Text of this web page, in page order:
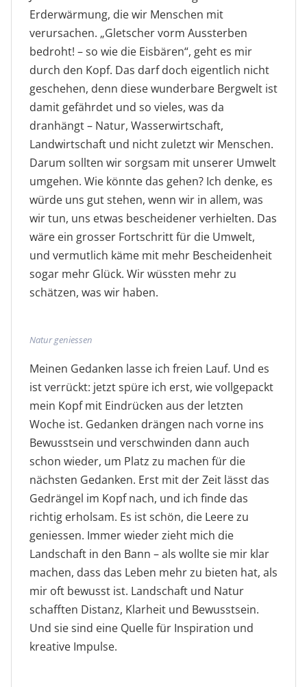
Erderwärmung, die wir Menschen mit
verursachen. „Gletscher vorm Aussterben
bedroht! – so wie die Eisbären“, geht es mir
durch den Kopf. Das darf doch eigentlich nicht
geschehen, denn diese wunderbare Bergwelt ist
damit gefährdet und so vieles, was da
dranhängt – Natur, Wasserwirtschaft,
Landwirtschaft und nicht zuletzt wir Menschen.
Darum sollten wir sorgsam mit unserer Umwelt
umgehen. Wie könnte das gehen? Ich denke, es
würde uns gut stehen, wenn wir in allem, was
wir tun, uns etwas bescheidener verhielten. Das
wäre ein grosser Fortschritt für die Umwelt,
und vermutlich käme mit mehr Bescheidenheit
sogar mehr Glück. Wir wüssten mehr zu
schätzen, was wir haben.
Natur geniessen
Meinen Gedanken lasse ich freien Lauf. Und es
ist verrückt: jetzt spüre ich erst, wie vollgepackt
mein Kopf mit Eindrücken aus der letzten
Woche ist. Gedanken drängen nach vorne ins
Bewusstsein und verschwinden dann auch
schon wieder, um Platz zu machen für die
nächsten Gedanken. Erst mit der Zeit lässt das
Gedrängel im Kopf nach, und ich finde das
richtig erholsam. Es ist schön, die Leere zu
geniessen. Immer wieder zieht mich die
Landschaft in den Bann – als wollte sie mir klar
machen, dass das Leben mehr zu bieten hat, als
mir oft bewusst ist. Landschaft und Natur
schafften Distanz, Klarheit und Bewusstsein.
Und sie sind eine Quelle für Inspiration und
kreative Impulse.